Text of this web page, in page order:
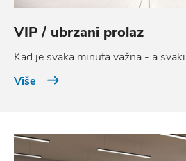
VIP / ubrzani prolaz
Kad je svaka minuta važna - a
Više